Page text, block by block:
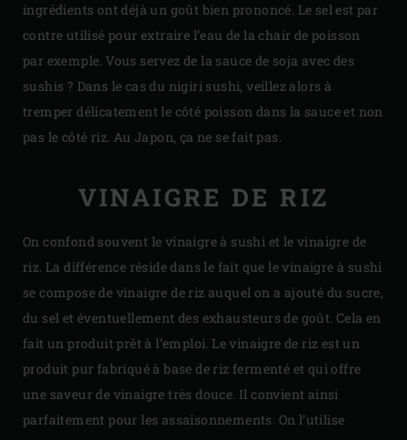
ingrédients ont déjà un goût bien prononcé. Le sel est par
contre utilisé pour extraire l’eau de la chair de poisson
par exemple. Vous servez de la sauce de soja avec des
sushis ? Dans le cas du nigiri sushi, veillez alors à
tremper délicatement le côté poisson dans la sauce et non
pas le côté riz. Au Japon, ça ne se fait pas.
VINAIGRE DE RIZ
On confond souvent le vinaigre à sushi et le vinaigre de
riz. La différence réside dans le fait que le vinaigre à sushi
se compose de vinaigre de riz auquel on a ajouté du sucre,
du sel et éventuellement des exhausteurs de goût. Cela en
fait un produit prêt à l’emploi. Le vinaigre de riz est un
produit pur fabriqué à base de riz fermenté et qui offre
une saveur de vinaigre très douce. Il convient ainsi
parfaitement pour les assaisonnements. On l’utilise